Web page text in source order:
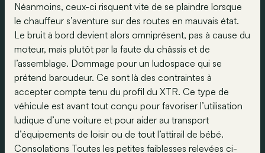
Néanmoins, ceux-ci risquent vite de se plaindre lorsque
le chauffeur s’aventure sur des routes en mauvais état.
Le bruit à bord devient alors omniprésent, pas à cause du
moteur, mais plutôt par la faute du châssis et de
l’assemblage. Dommage pour un ludospace qui se
prétend baroudeur. Ce sont là des contraintes à
accepter compte tenu du profil du XTR. Ce type de
véhicule est avant tout conçu pour favoriser l’utilisation
ludique d’une voiture et pour aider au transport
d’équipements de loisir ou de tout l’attirail de bébé.
Consolations Toutes les petites faiblesses relevées ci-